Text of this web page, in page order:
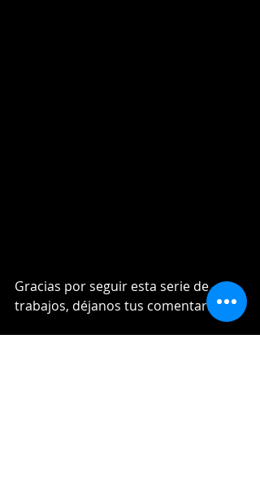
Gracias por seguir esta serie de
trabajos, déjanos tus comentarios.